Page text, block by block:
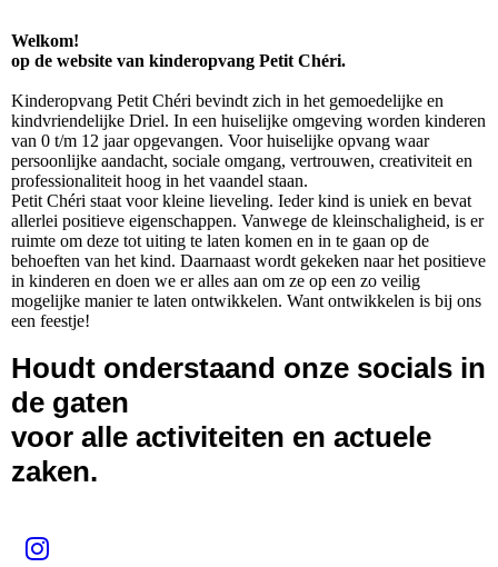
Welkom!
op de website van kinderopvang Petit Chéri.
Kinderopvang Petit Chéri bevindt zich in het gemoedelijke en
kindvriendelijke Driel. In een huiselijke omgeving worden kinderen
van 0 t/m 12 jaar opgevangen. Voor huiselijke opvang waar
persoonlijke aandacht, sociale omgang, vertrouwen, creativiteit en
professionaliteit hoog in het vaandel staan.
Petit Chéri staat voor kleine lieveling. Ieder kind is uniek en bevat
allerlei positieve eigenschappen. Vanwege de kleinschaligheid, is er
ruimte om deze tot uiting te laten komen en in te gaan op de
behoeften van het kind. Daarnaast wordt gekeken naar het positieve
in kinderen en doen we er alles aan om ze op een zo veilig
mogelijke manier te laten ontwikkelen. Want ontwikkelen is bij ons
een feestje!
Houdt onderstaand onze socials in
de gaten
voor alle activiteiten en actuele
zaken.